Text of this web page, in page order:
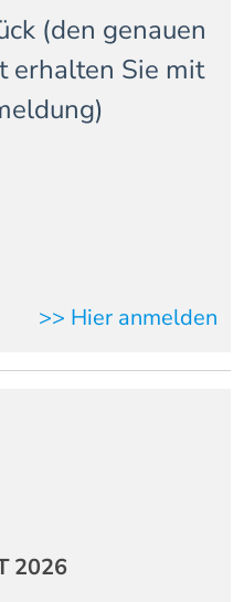
(den genauen
erhalten Sie mit
>> Hier anmelden
2026